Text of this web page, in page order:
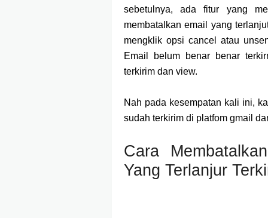
sebetulnya, ada fitur yang
membatalkan email yang
mengklik opsi cancel atau
Email belum benar benar
terkirim dan view.
Nah pada kesempatan kali ini,
sudah terkirim di platfom gmail
Cara
Yang Terlanjur